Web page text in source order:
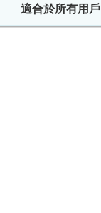
適合於所有用戶